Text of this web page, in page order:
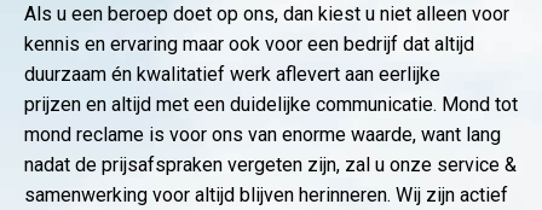
Als u een beroep doet op ons, dan kiest u niet alleen voor
kennis en ervaring maar ook voor een bedrijf dat altijd
duurzaam én kwalitatief werk aflevert aan eerlijke
prijzen en altijd met een duidelijke communicatie. Mond tot
mond reclame is voor ons van enorme waarde, want lang
nadat de prijsafspraken vergeten zijn, zal u onze service &
samenwerking voor altijd blijven herinneren. Wij zijn actief